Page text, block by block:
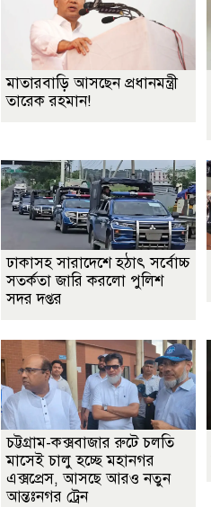
মাতারবাড়ি আসছেন প্রধানমন্ত্রী
তারেক রহমান!
ঢাকাসহ সারাদেশে হঠাৎ সর্বোচ্চ
সতর্কতা জা‌রি করলো পুলিশ
সদর দপ্তর
চট্টগ্রাম-কক্সবাজার রুটে চলতি
মাসেই চালু হচ্ছে মহানগর
এক্সপ্রেস, আসছে আরও নতুন
আন্তঃনগর ট্রেন